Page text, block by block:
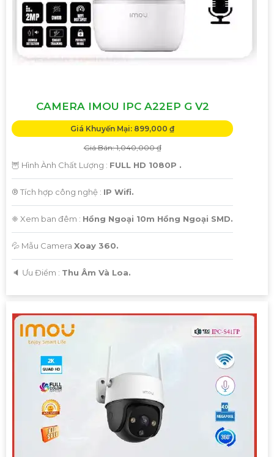
CAMERA IMOU IPC A22EP G V2
Giá Khuyến Mại: 899,000 ₫
Giá Bán: 1,040,000 ₫
🦉 Hình Ành Chất Lượng : FULL HD 1080P .
®️ Tích hợp công nghệ : IP Wifi.
❈ Xem ban đêm : Hồng Ngoại 10m Hồng Ngoại SMD.
💦 Mẫu Camera Xoay 360.
️🔈 Ưu Điểm : Thu Âm Và Loa.